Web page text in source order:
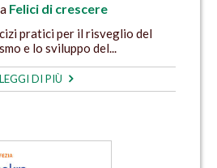
Felici di crescere
pratici per il risveglio del
e lo sviluppo del...
LEGGI DI PIÙ